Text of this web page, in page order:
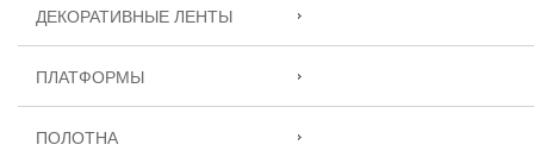
ДЕКОРАТИВНЫЕ ЛЕНТЫ
ПЛАТФОРМЫ
ПОЛОТНА